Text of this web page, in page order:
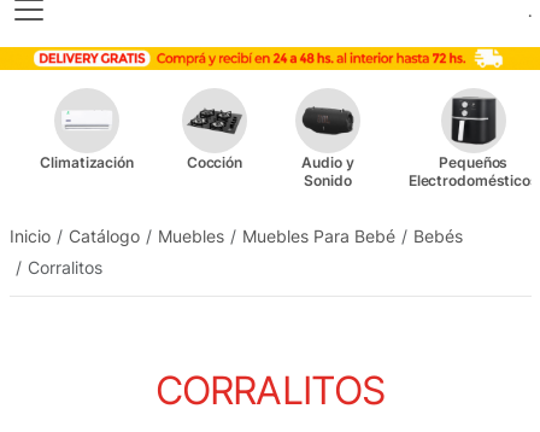
.
Climatización Cocción
Audio y
Sonido
Pequeños
Electrodomésticos
Inicio Catálogo Muebles Muebles Para Bebé
Bebés
Corralitos
CORRALITOS